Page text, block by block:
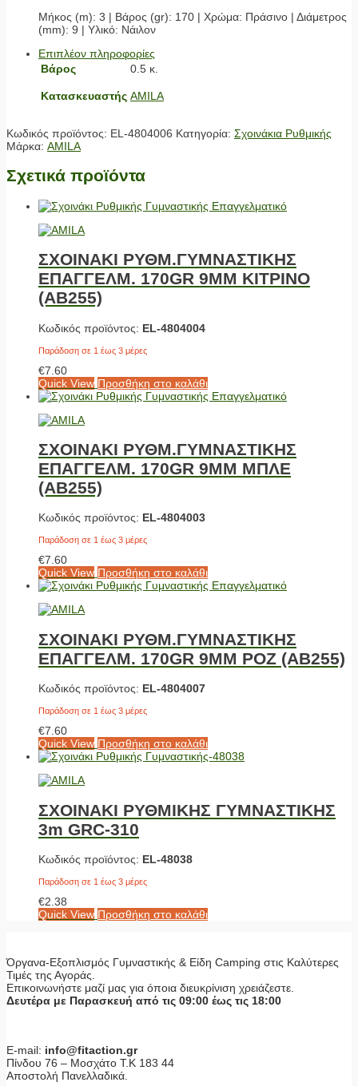
Μήκος (m): 3 | Βάρος (gr): 170 | Χρώμα: Πράσινο | Διάμετρος
(mm): 9 | Υλικό: Νάιλον
Επιπλέον πληροφορίες
Βάρος
0.5 κ.
Κατασκευαστής AMILA
Κωδικός προϊόντος: EL-4804006 Κατηγορία: Σχοινάκια Ρυθμικής
Μάρκα: AMILA
Σχετικά προϊόντα
ΣΧΟΙΝΑΚΙ ΡΥΘΜ.ΓΥΜΝΑΣΤΙΚΗΣ
ΕΠΑΓΓΕΛΜ. 170GR 9MM ΚΙΤΡΙΝΟ
(AB255)
Κωδικός προϊόντος: EL-4804004
Παράδοση σε 1 έως 3 μέρες
€7.60
Quick View Προσθήκη στο καλάθι
ΣΧΟΙΝΑΚΙ ΡΥΘΜ.ΓΥΜΝΑΣΤΙΚΗΣ
ΕΠΑΓΓΕΛΜ. 170GR 9MM ΜΠΛΕ
(AB255)
Κωδικός προϊόντος: EL-4804003
Παράδοση σε 1 έως 3 μέρες
€7.60
Quick View Προσθήκη στο καλάθι
ΣΧΟΙΝΑΚΙ ΡΥΘΜ.ΓΥΜΝΑΣΤΙΚΗΣ
ΕΠΑΓΓΕΛΜ. 170GR 9MM ΡΟΖ (AB255)
Κωδικός προϊόντος: EL-4804007
Παράδοση σε 1 έως 3 μέρες
€7.60
Quick View Προσθήκη στο καλάθι
ΣΧΟΙΝΑΚΙ ΡΥΘΜΙΚΗΣ ΓΥΜΝΑΣΤΙΚΗΣ
3m GRC-310
Κωδικός προϊόντος: EL-48038
Παράδοση σε 1 έως 3 μέρες
€2.38
Quick View Προσθήκη στο καλάθι
Όργανα-Εξοπλισμός Γυμναστικής & Είδη Camping στις Καλύτερες
Τιμές της Αγοράς.
Επικοινωνήστε μαζί μας για όποια διευκρίνιση χρειάζεστε.
Δευτέρα με Παρασκευή από τις 09:00 έως τις 18:00
E-mail: info@fitaction.gr
Πίνδου 76 – Μοσχάτο Τ.Κ 183 44
Αποστολή Πανελλαδικά.